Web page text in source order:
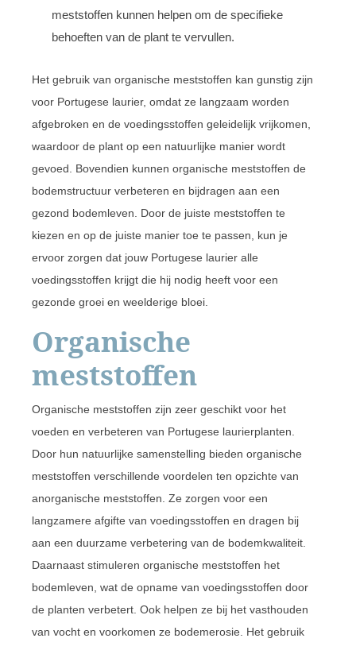
meststoffen kunnen helpen om de specifieke
behoeften van de plant te vervullen.
Het gebruik van organische meststoffen kan gunstig zijn
voor Portugese laurier, omdat ze langzaam worden
afgebroken en de voedingsstoffen geleidelijk vrijkomen,
waardoor de plant op een natuurlijke manier wordt
gevoed. Bovendien kunnen organische meststoffen de
bodemstructuur verbeteren en bijdragen aan een
gezond bodemleven. Door de juiste meststoffen te
kiezen en op de juiste manier toe te passen, kun je
ervoor zorgen dat jouw Portugese laurier alle
voedingsstoffen krijgt die hij nodig heeft voor een
gezonde groei en weelderige bloei.
Organische
meststoffen
Organische meststoffen zijn zeer geschikt voor het
voeden en verbeteren van Portugese laurierplanten.
Door hun natuurlijke samenstelling bieden organische
meststoffen verschillende voordelen ten opzichte van
anorganische meststoffen. Ze zorgen voor een
langzamere afgifte van voedingsstoffen en dragen bij
aan een duurzame verbetering van de bodemkwaliteit.
Daarnaast stimuleren organische meststoffen het
bodemleven, wat de opname van voedingsstoffen door
de planten verbetert. Ook helpen ze bij het vasthouden
van vocht en voorkomen ze bodemerosie. Het gebruik